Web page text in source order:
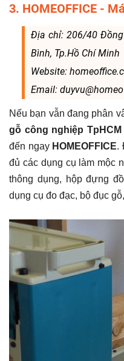
3. HOMEOFFICE -
Địa chỉ: 206/40
Bình, Tp.Hồ Chí Minh
Website:
Email:
Nếu bạn vẫn đang phân
gỗ công nghiệp
đến ngay HOMEOFFICE.
đủ các dụng cụ làm mộc
thông dụng, hộp đựng
dụng cụ đo đạc, bộ đục